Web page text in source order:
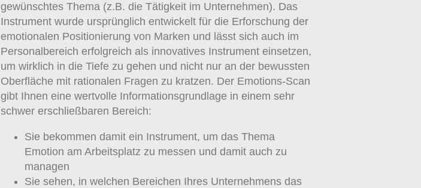
gewünschtes Thema (z.B. die Tätigkeit im Unternehmen). Das
Instrument wurde ursprünglich entwickelt für die Erforschung der
emotionalen Positionierung von Marken und lässt sich auch im
Personalbereich erfolgreich als innovatives Instrument einsetzen,
um wirklich in die Tiefe zu gehen und nicht nur an der bewussten
Oberfläche mit rationalen Fragen zu kratzen. Der Emotions-Scan
gibt Ihnen eine wertvolle Informationsgrundlage in einem sehr
schwer erschließbaren Bereich:
Sie bekommen damit ein Instrument, um das Thema
Emotion am Arbeitsplatz zu messen und damit auch zu
managen
Sie sehen, in welchen Bereichen Ihres Unternehmens das